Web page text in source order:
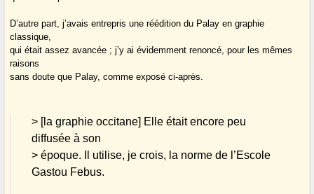
D’autre part, j’avais entrepris une réédition du Palay en graphie
classique,
qui était assez avancée ; j’y ai évidemment renoncé, pour les mêmes
raisons
sans doute que Palay, comme exposé ci-après.
> [la graphie occitane] Elle était encore peu
diffusée à son
> époque. Il utilise, je crois, la norme de l’Escole
Gastou Febus.